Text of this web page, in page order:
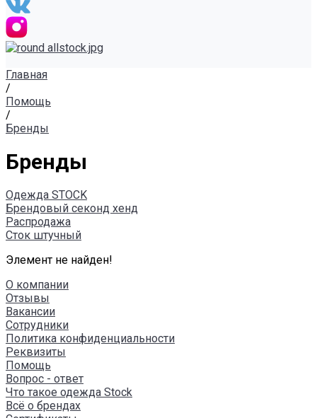
Главная
/
Помощь
/
Бренды
Бренды
Одежда STOCK
Брендовый секонд хенд
Распродажа
Сток штучный
Элемент не найден!
О компании
Отзывы
Вакансии
Сотрудники
Политика конфиденциальности
Реквизиты
Помощь
Вопрос - ответ
Что такое одежда Stock
Всё о брендах